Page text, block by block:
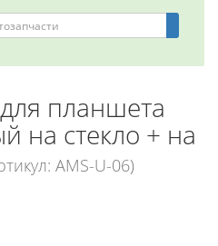
планшета
на стекло + на
AMS-U-06)